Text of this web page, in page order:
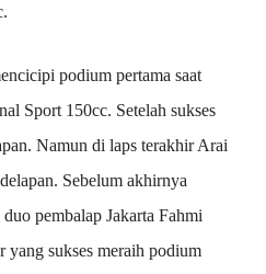
podium pertama saat
Sport 150cc. Setelah sukses
Namun di laps terakhir Arai
Sebelum akhirnya
pembalap Jakarta Fahmi
sukses meraih podium